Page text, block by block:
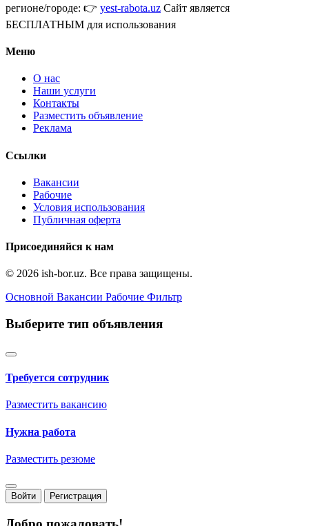
регионе/городе: 👉 yest-rabota.uz Сайт является
БЕСПЛАТНЫМ для использования
Меню
О нас
Наши услуги
Контакты
Разместить объявление
Реклама
Ссылки
Вакансии
Рабочие
Условия использования
Публичная оферта
Присоединяйся к нам
© 2026 ish-bor.uz. Все права защищены.
Основной Вакансии Рабочие Фильтр
Выберите тип объявления
Требуется сотрудник
Разместить вакансию
Нужна работа
Разместить резюме
Войти Регистрация